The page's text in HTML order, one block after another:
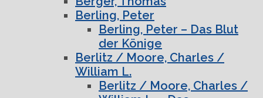
Berling, Peter
Berling, Peter – Das Blut
der Könige
Berlitz / Moore, Charles /
William L.
Berlitz / Moore, Charles /